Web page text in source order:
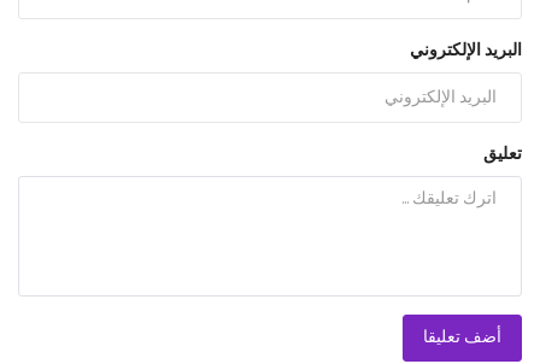
البريد الإلكتروني
تعليق
أضف تعليقا